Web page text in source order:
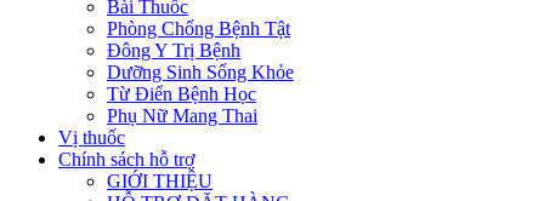
Bài Thuốc
Phòng Chống Bệnh Tật
Đông Y Trị Bệnh
Dưỡng Sinh Sống Khỏe
Từ Điển Bệnh Học
Phụ Nữ Mang Thai
Vị thuốc
Chính sách hỗ trợ
GIỚI THIỆU